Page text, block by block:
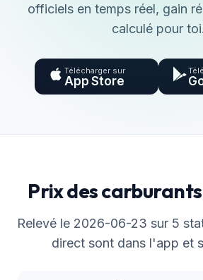
officiels en temps réel, gain
calculé pour toi.
Télécharger sur
App Store
Prix des
Relevé le 2026-06-23 sur 5
direct sont dans l'app et